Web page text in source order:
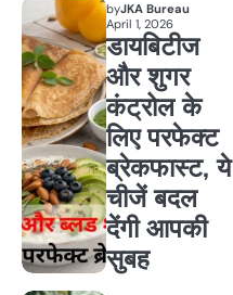
byJKA Bureau
April 1, 2026
डायबिटीज
और शुगर
कंट्रोल के
लिए परफेक्ट
ब्रेकफास्ट, ये
चीजें बदल
देंगी आपकी
सुबह